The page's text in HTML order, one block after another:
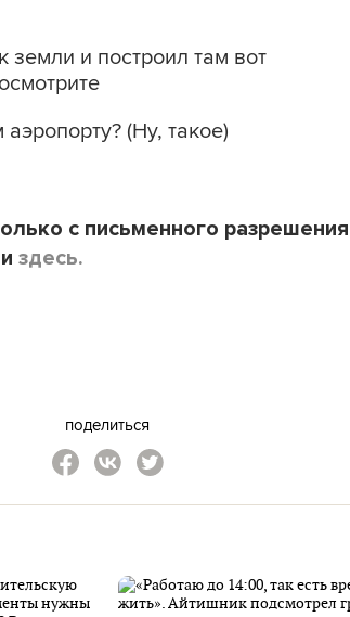
и построил там вот
(Ну, такое)
с письменного разрешения
здесь.
поделиться